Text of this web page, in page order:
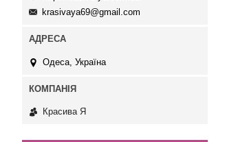
krasivaya69@gmail.com
Одеса, Україна
Красива Я